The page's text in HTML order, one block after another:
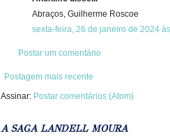
Abraços, Guilherme Roscoe
sexta-feira, 26 de janeiro de 2024
Postar um comentário
Postagem mais recente
Assinar: Postar comentários (Atom)
A SAGA LANDELL MOURA